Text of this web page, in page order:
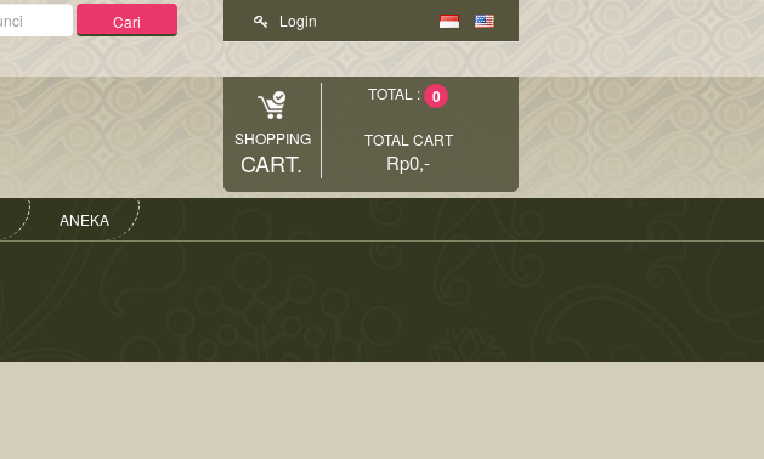
Cari Login
SHOPPING
CART.
TOTAL : 0
TOTAL CART
Rp0,-
ANEKA